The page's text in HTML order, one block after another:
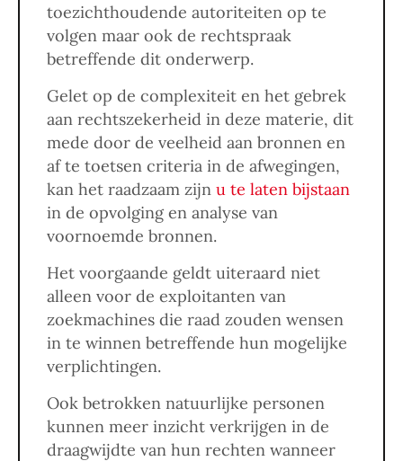
toezichthoudende autoriteiten op te
volgen maar ook de rechtspraak
betreffende dit onderwerp.
Gelet op de complexiteit en het gebrek
aan rechtszekerheid in deze materie, dit
mede door de veelheid aan bronnen en
af te toetsen criteria in de afwegingen,
kan het raadzaam zijn u te laten bijstaan
in de opvolging en analyse van
voornoemde bronnen.
Het voorgaande geldt uiteraard niet
alleen voor de exploitanten van
zoekmachines die raad zouden wensen
in te winnen betreffende hun mogelijke
verplichtingen.
Ook betrokken natuurlijke personen
kunnen meer inzicht verkrijgen in de
draagwijdte van hun rechten wanneer